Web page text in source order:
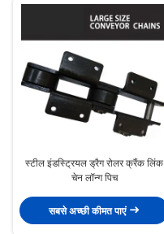
स्टील इंडस्ट्रियल ड्रैग रोलर क्रैंक लिंक
चेन लॉन्ग पिच
सबसे अच्छी कीमत पाएं